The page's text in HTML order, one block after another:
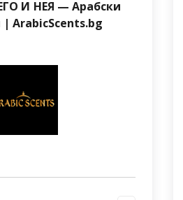
И НЕЯ — Арабски
ArabicScents.bg